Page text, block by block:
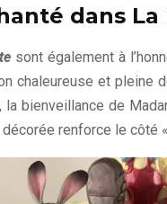
dans
sont également à
chaleureuse et pleine
bienveillance de
renforce le côté